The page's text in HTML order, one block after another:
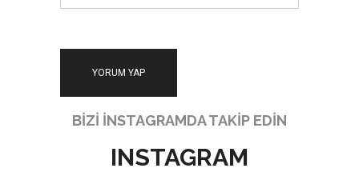
BİZİ İNSTAGRAMDA TAKİP EDİN
INSTAGRAM